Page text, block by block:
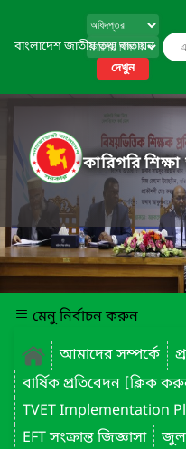
বাংলাদেশ জাতীয় তথ্য বাতায়ন
দেখুন
কারিগরি
মেনু নির্বাচন করুন
আমাদের সম্পর্কে
বার্ষিক প্রতিবেদন [ক্লিক
TVET Implementation
EFT সংক্রান্ত জিজ্ঞাসা